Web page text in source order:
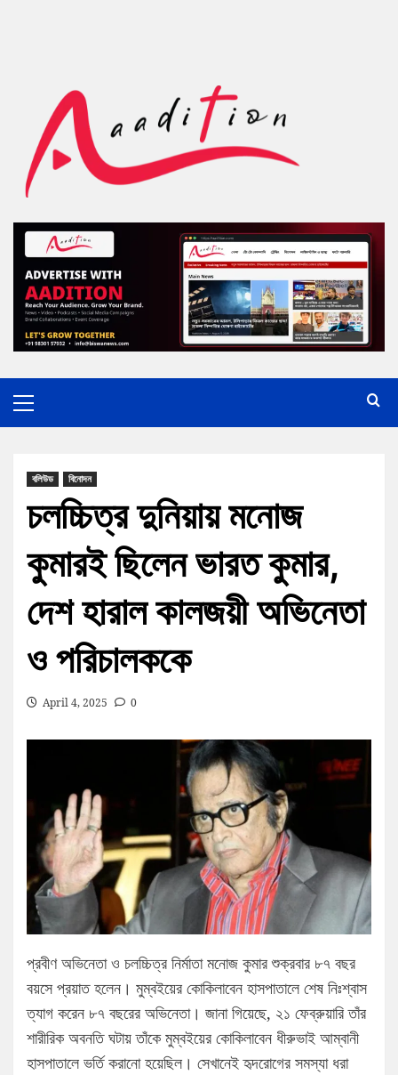
বলিউড বিনোদন
চলচ্চিত্র দুনিয়ায় মনোজ
কুমারই ছিলেন ভারত কুমার,
দেশ হারাল কালজয়ী অভিনেতা
ও পরিচালককে
April 4, 2025 0
প্রবীণ অভিনেতা ও চলচ্চিত্র নির্মাতা মনোজ কুমার শুক্রবার ৮৭ বছর
বয়সে প্রয়াত হলেন। মুম্বইয়ের কোকিলাবেন হাসপাতালে শেষ নিঃশ্বাস
ত্যাগ করেন ৮৭ বছরের অভিনেতা। জানা গিয়েছে, ২১ ফেব্রুয়ারি তাঁর
শারীরিক অবনতি ঘটায় তাঁকে মুম্বইয়ের কোকিলাবেন ধীরুভাই আম্বানী
হাসপাতালে ভর্তি করানো হয়েছিল। সেখানেই হৃদরোগের সমস্যা ধরা